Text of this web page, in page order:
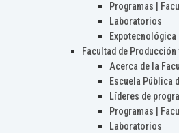
Programas |
Laboratorios
Expotecnológica
Facultad de Producción
Acerca de la
Escuela Pública
Líderes de
Programas |
Laboratorios